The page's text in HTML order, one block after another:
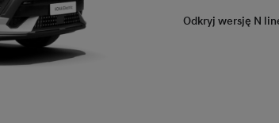
Odkryj wersję N